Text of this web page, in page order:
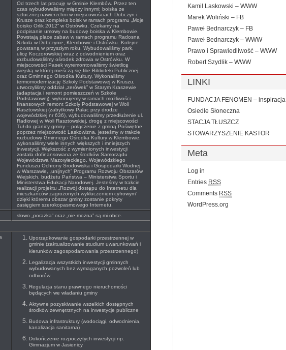
Od trzech lat pracuję w Gminie Klembów. Przez ten
czas wybudowaliśmy między innymi: boiska ze
sztucznej nawierzchni w miejscowościach Dobczyn i
Krusze oraz kompleks boisk w ramach programu „Moje
boisko Orlik 2012” w Ostrówku. Czekamy na
podpisanie umowy na budowę boiska w Klembowie.
Powstają place zabaw w ramach programu Radosna
Szkoła w Dobczynie, Klembowie i Ostrówku. Kolejne
powstaną w przyszłym roku. Wybudowaliśmy park,
ulicę Koczorowskiej wraz z odwodnieniem oraz
rozbudowaliśmy ośrodek zdrowia w Ostrówku. W
miejscowości Pasek wyremontowaliśmy świetlicę
wiejską w której mieśczą się filie Biblioteki Publicznej
oraz Gminnego Ośrodka Kultury. Wykonaliśmy
termomodernizację Szkoły Podstawowej w Kruszu,
utworzyliśmy oddział „zerówek” w Starym Kraszewie
(adaptacja i remont pomieszczeń w Szkole
Podstawowej), wykonujemy w ramach możliwości
finansowych remont Szkoły Podstawowej w Woli
Rasztowskiej (zabytkowy Pałac przy drodze
wojewódzkiej nr 636), wybudowaliśmy przedłużenie ul.
Radiowej w Woli Rasztowskiej, drogę z miejscowości
Tuł do granicy gminy – połączenie z gminą Poświętne
poprzez miejscowość Laskowizna, jesteśmy w trakcie
rozbudowy Gminnego Ośrodka Kultury w Klembowie,
wykonaliśmy wiele innych większych i mniejszych
inwestycji. Większość z wymienionych inwestycji
została dofinansowana ze środków Samorządu
Województwa Mazowieckiego, Wojewódzkiego
Funduszu Ochrony Środowiska i Gospodarki Wodnej
w Warszawie, „unijnych” Programu Rozwoju Obszarów
Wiejskich, budżetu Państwa – Ministerstwa Sportu i
Ministerstwa Edukacji Narodowej. Jesteśmy w trakcie
realizacji projektu „Rozwój dostępu do Internetu dla
mieszkańców zagrożonych wykluczeniem cyfrowym”
dzięki któremu obszar gminy zostanie pokryty
zasięgiem szerokopasmowego Internetu.
słowo „porażka” oraz „nie można” są mi obce.
Uporządkowanie gospodarki przestrzennej w
gminie (zaktualizowanie studium uwarunkowań i
kierunków zagospodarowania przestrzennego)
Legalizacja wszystkich inwestycji gminnych
wybudowanych bez wymaganych pozwoleń lub
odbiorów
Regulacja stanu prawnego nieruchomości
będących we władaniu gminy
Aktywne pozyskiwanie wszelkich dostępnych
środków zewnętrznych na inwestycje publiczne
Budowa infrastruktury (wodociągi, odwodnienia,
kanalizacja sanitarna)
Dokończenie rozpoczętych inwestycji np.
Gimnazjum w Jasienicy
Kamil Laskowski – WWW
Marek Woliński – FB
Paweł Bednarczyk – FB
Paweł Bednarczyk – WWW
Prawo i Sprawiedliwość – WWW
Robert Szydlik – WWW
LINKI
FUNDACJA FENOMEN – inspiracja
Osiedle Słoneczna
STACJA TŁUSZCZ
STOWARZYSZENIE KASTOR
Meta
Log in
Entries RSS
Comments RSS
WordPress.org